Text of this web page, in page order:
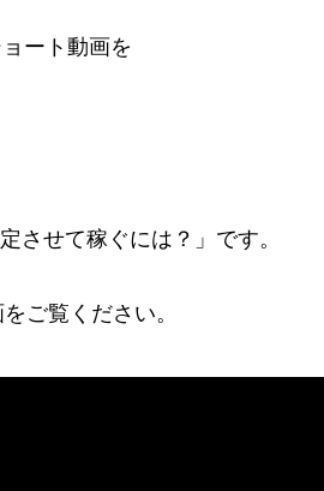
ート動画を
させて稼ぐには？」です。
ご覧ください。